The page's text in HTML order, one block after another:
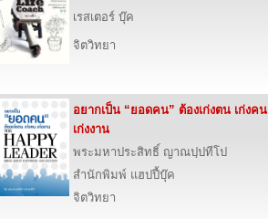
เรสเตอร์ บุ๊ค
จิตวิทยา
อยากเป็น “ยอดคน” ต้องเก่งตน เก่งคน
เก่งงาน
พระมหาประสิทธิ์ ญาณปฺปทีโป
สำนักพิมพ์ แฮปปี้บุ๊ค
จิตวิทยา